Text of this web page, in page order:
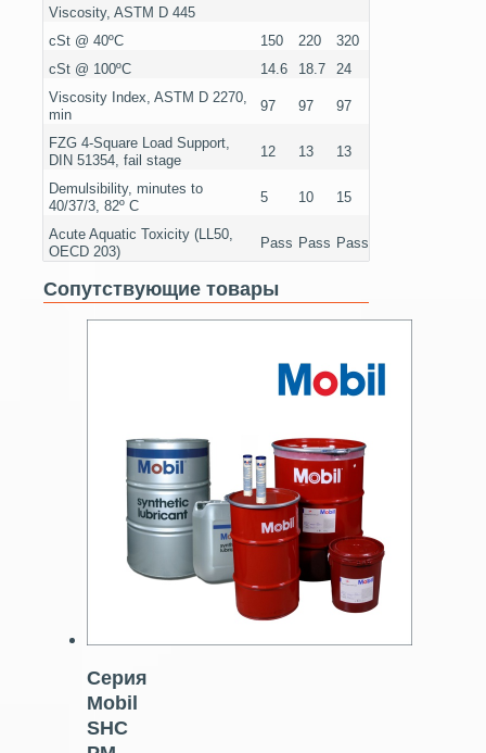
Viscosity, ASTM D 445
cSt @ 40ºC
150 220
320
cSt @ 100ºC
14.6 18.7
24
Viscosity Index, ASTM D 2270,
min
97 97 97
FZG 4-Square Load Support,
DIN 51354, fail stage
12 13 13
Demulsibility, minutes to
40/37/3, 82º C
5 10 15
Acute Aquatic Toxicity (LL50,
OECD 203)
Pass Pass Pass
Сопутствующие товары
Серия
Mobil
SHC